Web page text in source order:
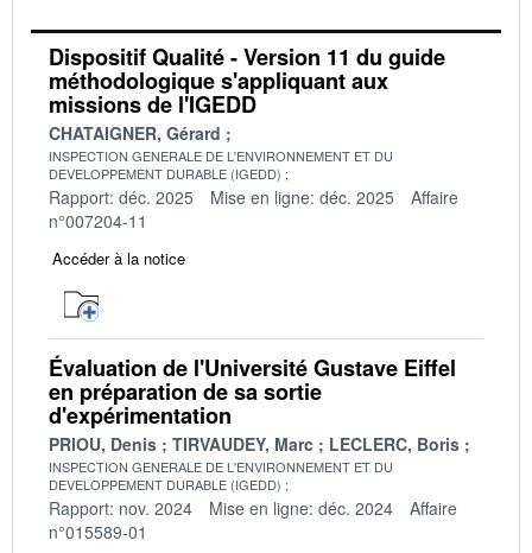
Dispositif Qualité - Version 11 du guide
méthodologique s'appliquant aux
missions de l'IGEDD
CHATAIGNER, Gérard
INSPECTION GENERALE DE L'ENVIRONNEMENT ET DU
DEVELOPPEMENT DURABLE (IGEDD)
Rapport: déc. 2025 Mise en ligne: déc. 2025
Affaire
n°007204-11
Accéder à la notice
Évaluation de l'Université Gustave Eiffel
en préparation de sa sortie
d'expérimentation
PRIOU, Denis TIRVAUDEY, Marc LECLERC, Boris
INSPECTION GENERALE DE L'ENVIRONNEMENT ET DU
DEVELOPPEMENT DURABLE (IGEDD)
Rapport: nov. 2024 Mise en ligne: déc. 2024
Affaire
n°015589-01